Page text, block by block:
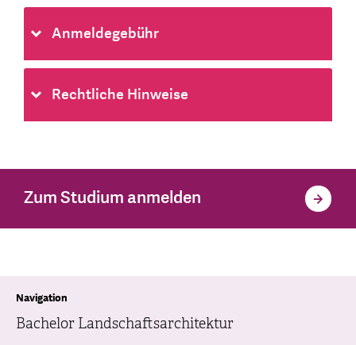
Anmeldegebühr
Rechtliche Hinweise
Zum Studium anmelden
Navigation
Bachelor Landschaftsarchitektur